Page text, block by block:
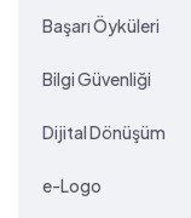
Başarı Öyküleri
Bilgi Güvenliği
Dijital Dönüşüm
e-Logo